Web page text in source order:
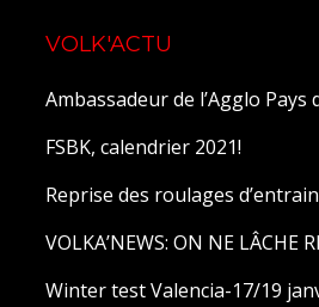
VOLK'ACTU
Ambassadeur de l’Agglo Pays
FSBK, calendrier 2021!
Reprise des roulages
VOLKA’NEWS: ON NE LÂCHE
Winter test Valencia-17/19